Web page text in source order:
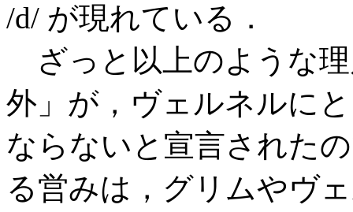
/d/ が現れている．
ざっと以上のような
外」が，ヴェルネルに
ならないと宣言された
る営みは，グリムやヴ